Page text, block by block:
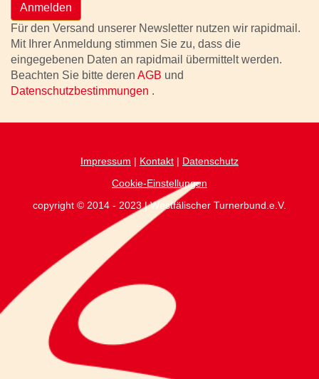
Anmelden
Für den Versand unserer Newsletter nutzen wir rapidmail.
Mit Ihrer Anmeldung stimmen Sie zu, dass die
eingegebenen Daten an rapidmail übermittelt werden.
Beachten Sie bitte deren AGB und
Datenschutzbestimmungen .
Impressum | Kontakt | Datenschutz
Cookie-Einstellungen
copyright © 2014 - 2023 | Westfälischer Turnerbund.e.V.